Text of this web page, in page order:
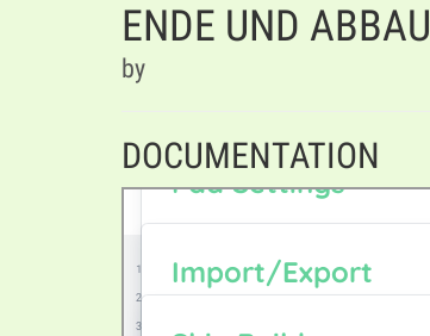
ENDE UND ABBAU
by
DOCUMENTATION